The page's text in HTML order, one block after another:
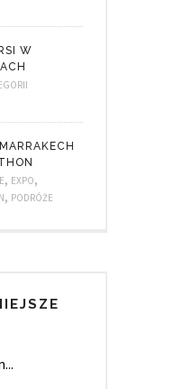
W
, EXPO,
, PODRÓŻE